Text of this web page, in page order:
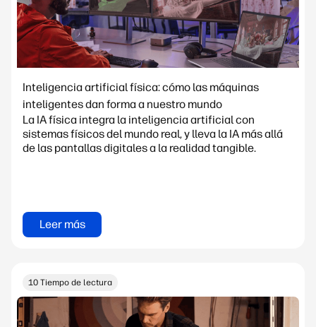
Inteligencia artificial física: cómo las máquinas
inteligentes dan forma a nuestro mundo
La IA física integra la inteligencia artificial con
sistemas físicos del mundo real, y lleva la IA más allá
de las pantallas digitales a la realidad tangible.
Leer más
10 Tiempo de lectura